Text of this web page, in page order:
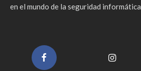
en el mundo de la seguridad informática.